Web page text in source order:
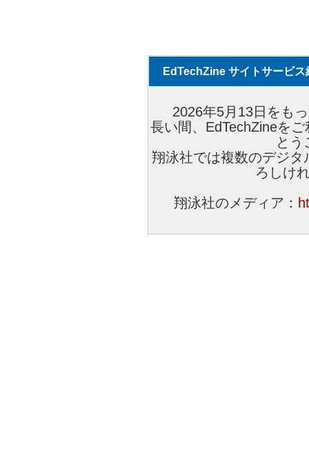
EdTechZine サイトサービス
2026年5月13日をも
長い間、EdTechZineを
とう
翔泳社では複数のデジ
ろしけ
翔泳社のメディア：